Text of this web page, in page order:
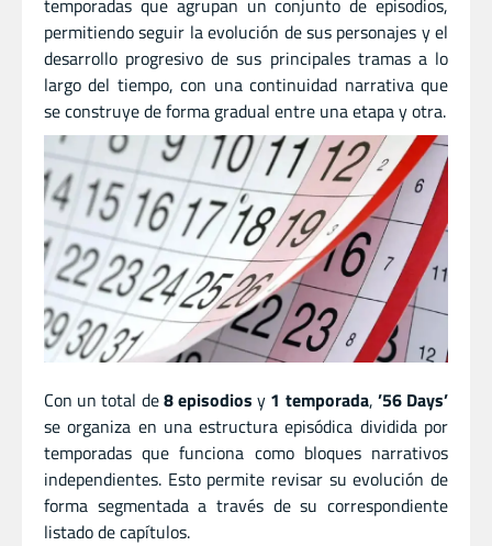
temporadas que agrupan un conjunto de episodios,
permitiendo seguir la evolución de sus personajes y el
desarrollo progresivo de sus principales tramas a lo
largo del tiempo, con una continuidad narrativa que
se construye de forma gradual entre una etapa y otra.
Con un total de8 episodios y 1 temporada, ’56 Days’
se organiza en una estructura episódica dividida por
temporadas que funciona como bloques narrativos
independientes. Esto permite revisar su evolución de
forma segmentada a través de su correspondiente
listado de capítulos.